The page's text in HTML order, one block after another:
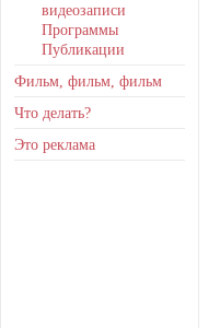
видеозаписи
Программы
Публикации
Фильм, фильм, фильм
Что делать?
Это реклама